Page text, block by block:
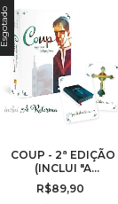
Esgotado
COUP - 2ª EDIÇÃO
(INCLUI "A
REFORMA")
R$89,90